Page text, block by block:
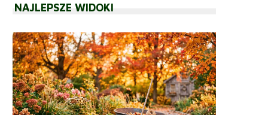
NAJLEPSZE WIDOKI